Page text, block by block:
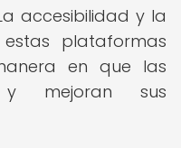
accesibilidad y la
plataformas
en que las
y mejoran sus